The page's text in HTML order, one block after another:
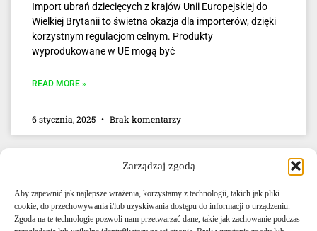
Zarządzaj zgodą
Aby zapewnić jak najlepsze wrażenia, korzystamy z technologii, takich jak pliki
cookie, do przechowywania i/lub uzyskiwania dostępu do informacji o urządzeniu.
Zgoda na te technologie pozwoli nam przetwarzać dane, takie jak zachowanie podczas
Import ubrań dziecięcych z krajów Unii Europejskiej do
Wielkiej Brytanii to świetna okazja dla importerów, dzięki
korzystnym regulacjom celnym. Produkty
wyprodukowane w UE mogą być
READ MORE »
6 stycznia, 2025 Brak komentarzy